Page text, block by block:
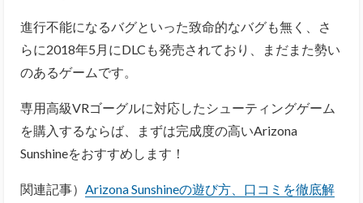
進行不能になるバグといった致命的なバグも無く、さ
らに2018年5月にDLCも発売されており、まだまた勢い
のあるゲームです。
専用高級VRゴーグルに対応したシューティングゲーム
を購入するならば、まずは完成度の高いArizona
Sunshineをおすすめします！
関連記事） Arizona Sunshineの遊び方、口コミを徹底解